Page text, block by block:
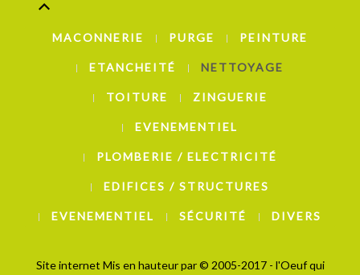
MACONNERIE PURGE PEINTURE
ETANCHEITÉ NETTOYAGE
TOITURE ZINGUERIE
EVENEMENTIEL
PLOMBERIE / ELECTRICITÉ
EDIFICES / STRUCTURES
EVENEMENTIEL SÉCURITÉ DIVERS
Site internet Mis en hauteur par© 2005-2017 - l'Oeuf qui